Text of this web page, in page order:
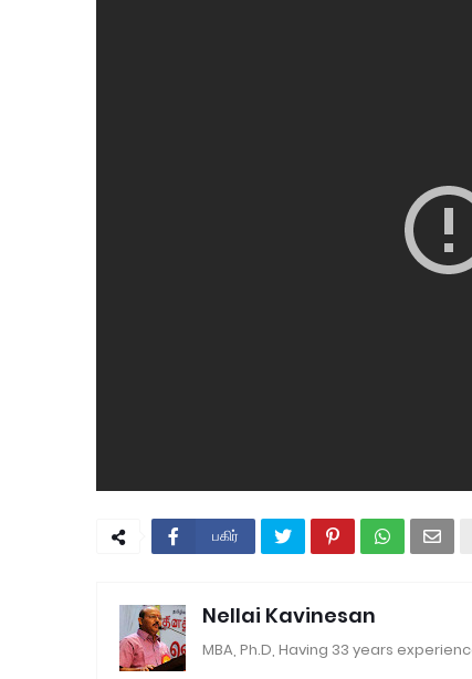
பகிர்
Nellai Kavinesan
MBA, Ph.D, Having 33 years